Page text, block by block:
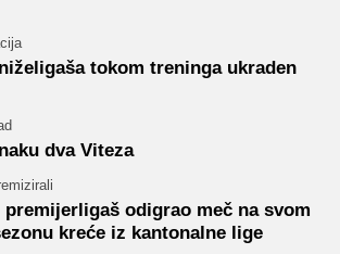
tokom treninga ukraden
dva Viteza
premijerligaš odigrao meč na svom
kreće iz kantonalne lige